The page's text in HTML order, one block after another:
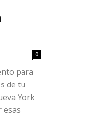
0
para
de tu
York
esas